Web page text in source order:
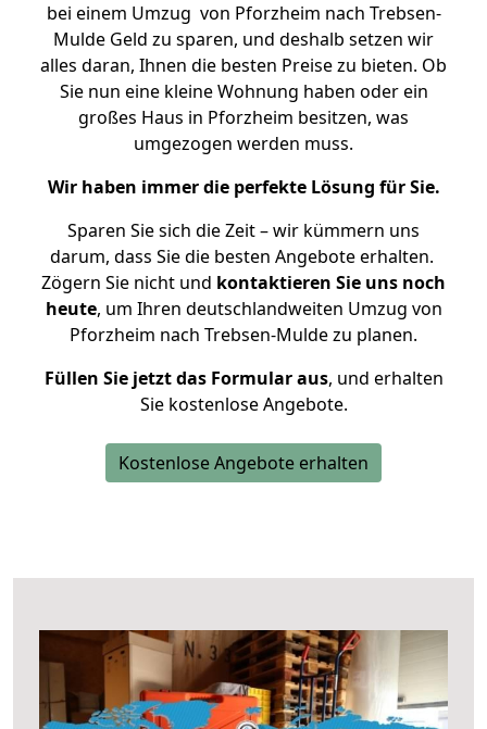
bei einem Umzug von Pforzheim nach Trebsen-
Mulde Geld zu sparen, und deshalb setzen wir
alles daran, Ihnen die besten Preise zu bieten. Ob
Sie nun eine kleine Wohnung haben oder ein
großes Haus in Pforzheim besitzen, was
umgezogen werden muss.
Wir haben immer die perfekte Lösung für Sie.
Sparen Sie sich die Zeit – wir kümmern uns
darum, dass Sie die besten Angebote erhalten.
Zögern Sie nicht und kontaktieren Sie uns noch
heute, um Ihren deutschlandweiten Umzug von
Pforzheim nach Trebsen-Mulde zu planen.
Füllen Sie jetzt das Formular aus, und erhalten
Sie kostenlose Angebote.
Kostenlose Angebote erhalten